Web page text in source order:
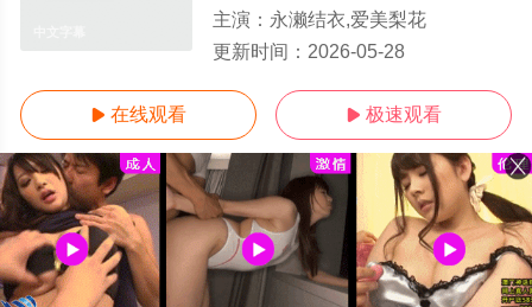
主演： 永濑结衣,爱美梨花
更新时间： 2026-05-28
 在线观看  极速观看